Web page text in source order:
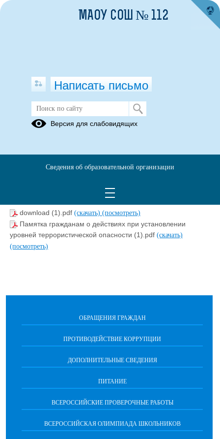
Методические материалы
Рекомендации гражданам по действиям при угрозе совершения
террористического акта
download (1).pdf (скачать) (посмотреть)
Памятка гражданам о действиях при установлении
уровней террористической опасности (1).pdf (скачать)
(посмотреть)
ОБРАЩЕНИЯ ГРАЖДАН
ПРОТИВОДЕЙСТВИЕ КОРРУПЦИИ
ДОПОЛНИТЕЛЬНЫЕ СВЕДЕНИЯ
ПИТАНИЕ
ВСЕРОССИЙСКИЕ ПРОВЕРОЧНЫЕ РАБОТЫ
ВСЕРОССИЙСКАЯ ОЛИМПИАДА ШКОЛЬНИКОВ
МАОУ СОШ № 112
Написать письмо
Версия для слабовидящих
Сведения об образовательной организации